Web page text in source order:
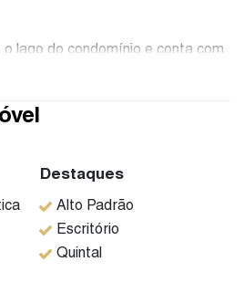
lago do condomínio e conta com
solar — um mergulho a
forno de pizza, ideal para
em conceito aberto, integrados
bancada em granito preto,
tem closet e banheira de
Destaques
Alto Padrão
Escritório
Quintal